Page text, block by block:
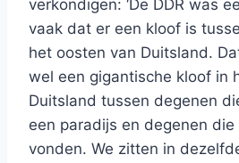
verkondigen: ‘De DDR was
vaak dat er een kloof is
het oosten van Duitsland.
wel een gigantische kloof in
Duitsland tussen degenen
een paradijs en degenen
vonden. We zitten in